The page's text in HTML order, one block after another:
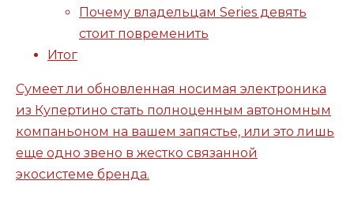
Почему владельцам Series девять
стоит повременить
Итог
Сумеет ли обновленная носимая электроника
из Купертино стать полноценным автономным
компаньоном на вашем запястье, или это лишь
еще одно звено в жестко связанной
экосистеме бренда.